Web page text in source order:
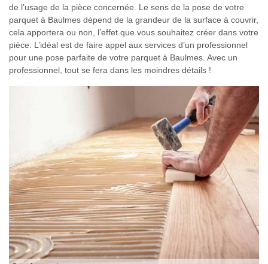
de l’usage de la pièce concernée. Le sens de la pose de votre
parquet à Baulmes dépend de la grandeur de la surface à couvrir,
cela apportera ou non, l’effet que vous souhaitez créer dans votre
pièce. L’idéal est de faire appel aux services d’un professionnel
pour une pose parfaite de votre parquet à Baulmes. Avec un
professionnel, tout se fera dans les moindres détails !